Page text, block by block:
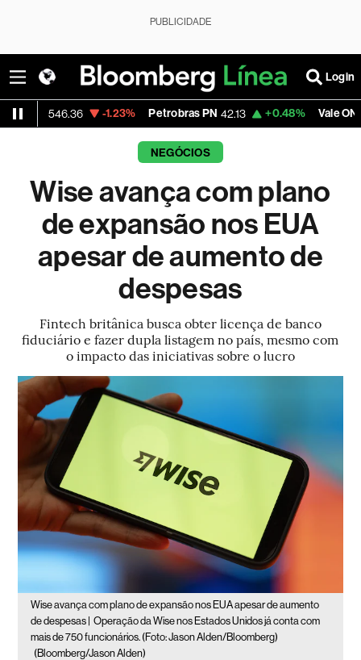
PUBLICIDADE
Login
-1.23% Petrobras PN 42.13 +0.48% Vale ON 75.39 -
NEGÓCIOS
Wise avança com plano
de expansão nos EUA
apesar de aumento de
despesas
Fintech britânica busca obter licença de banco
fiduciário e fazer dupla listagem no país, mesmo com
o impacto das iniciativas sobre o lucro
Wise avança com plano de expansão nos EUA apesar de aumento
de despesas |
Operação da Wise nos Estados Unidos já conta com
mais de 750 funcionários. (Foto: Jason Alden/Bloomberg)
(Bloomberg/Jason Alden)